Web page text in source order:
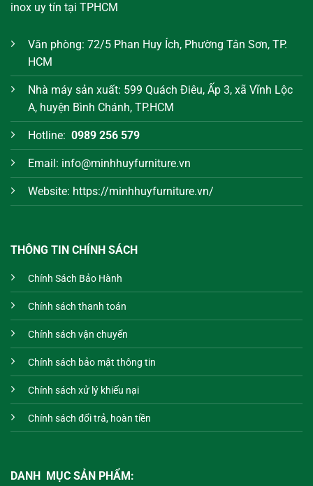
inox uy tín tại TPHCM
Văn phòng: 72/5 Phan Huy Ích, Phường Tân Sơn, TP.
HCM
Nhà máy sản xuất: 599 Quách Điêu, Ấp 3, xã Vĩnh Lộc
A, huyện Bình Chánh, TP.HCM
Hotline: 0989 256 579
Email: info@minhhuyfurniture.vn
Website: https://minhhuyfurniture.vn/
THÔNG TIN CHÍNH SÁCH
Chính Sách Bảo Hành
Chính sách thanh toán
Chính sách vận chuyển
Chính sách bảo mật thông tin
Chính sách xử lý khiếu nại
Chính sách đổi trả, hoàn tiền
DANH MỤC SẢN PHẨM: